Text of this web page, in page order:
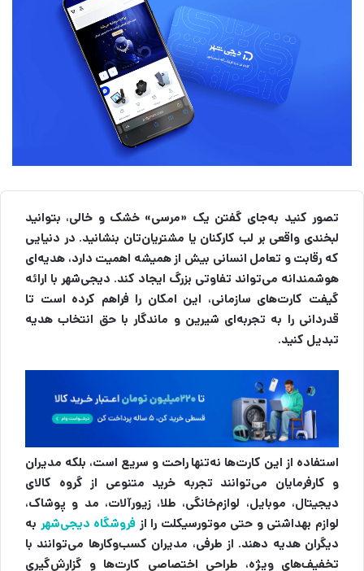
تصور کنید به‌جای گفتن یک «مرسی» خشک و خالی، بتوانید
لبخندی واقعی بر لب کارکنان یا مشتریان‌تان بنشانید. در دنیایی
که رقابت و تعامل انسانی بیش از همیشه اهمیت دارد، هدیه‌ای
هوشمندانه می‌تواند تفاوتی بزرگ ایجاد کند. دیجی‌شهر با ارائه
گیفت کارت‌های سازمانی، این امکان را فراهم کرده است تا
قدردانی را به تجربه‌ای شیرین و ماندگار با حق انتخاب هدیه
تبدیل کنید.
استفاده از این کارت‌ها نه‌تنها راحت و سریع است، بلکه مدیران
و کارفرمایان می‌توانند تجربه خرید متنوعی از گروه‌ کالای
دیجیتال، موبایل، لوازم‌خانگی، طلا، زیورآلات، مد و پوشاک،
لوازم بهداشتی و حتی موتورسیکلت را از فروشگاه دیجی‌شهر به
دیگران هدیه دهند. از طرفی، مدیران کسب‌وکارها می‌توانند با
تخفیف‌های ویژه، طراحی اختصاصی کارت‌ها و گزارش‌گیری